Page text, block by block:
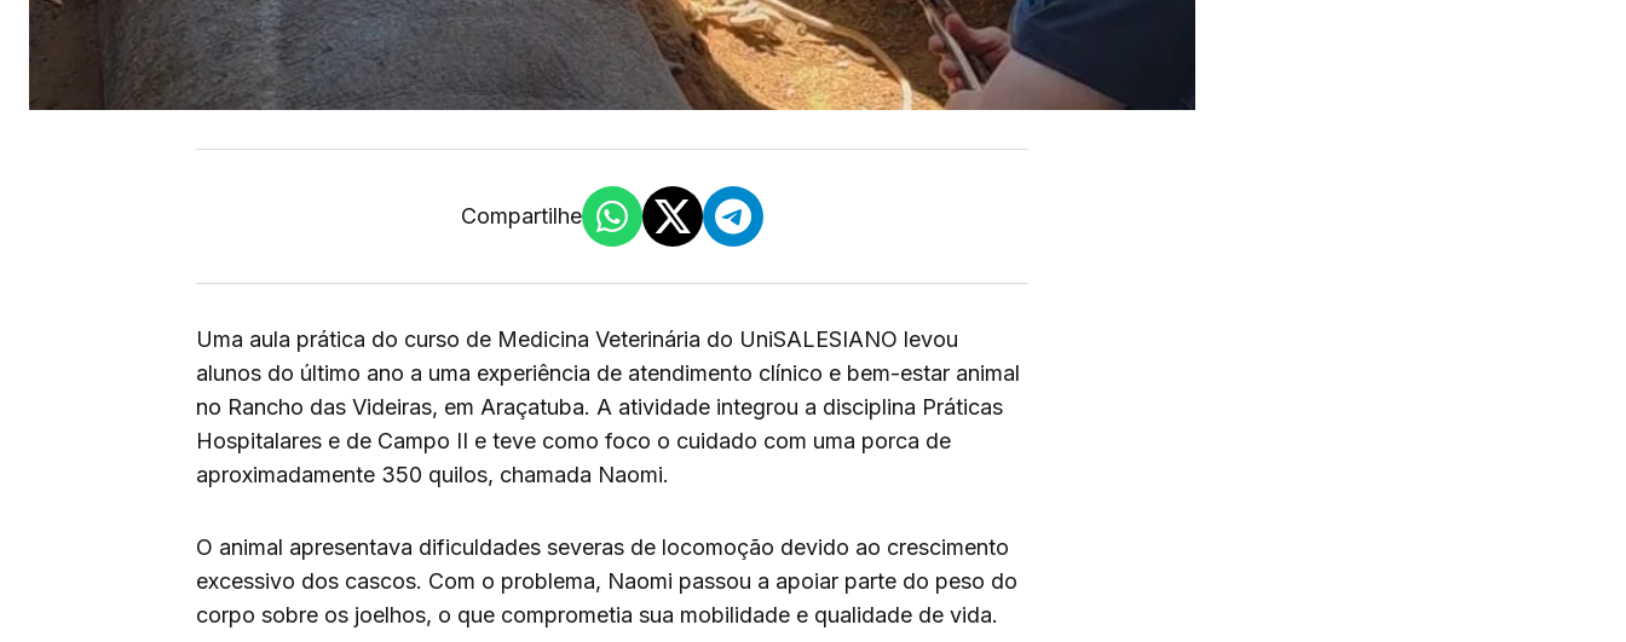
Compartilhe
Uma aula prática do curso de Medicina Veterinária do UniSALESIANO levou
alunos do último ano a uma experiência de atendimento clínico e bem-estar animal
no Rancho das Videiras, em Araçatuba. A atividade integrou a disciplina Práticas
Hospitalares e de Campo II e teve como foco o cuidado com uma porca de
aproximadamente 350 quilos, chamada Naomi.
O animal apresentava dificuldades severas de locomoção devido ao crescimento
excessivo dos cascos. Com o problema, Naomi passou a apoiar parte do peso do
corpo sobre os joelhos, o que comprometia sua mobilidade e qualidade de vida.